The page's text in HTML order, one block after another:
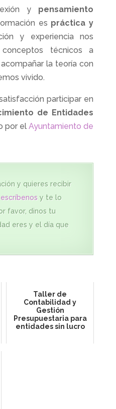
y pensamiento
es práctica y
y experiencia nos
técnicos a
la teoría con
vivido.
participar en
de Entidades
por elAyuntamiento de
y quieres recibir
escríbenos y te lo
favor, dinos tu
eres y el día que
Taller de
Contabilidad y
Gestión
Presupuestaria para
entidades sin lucro